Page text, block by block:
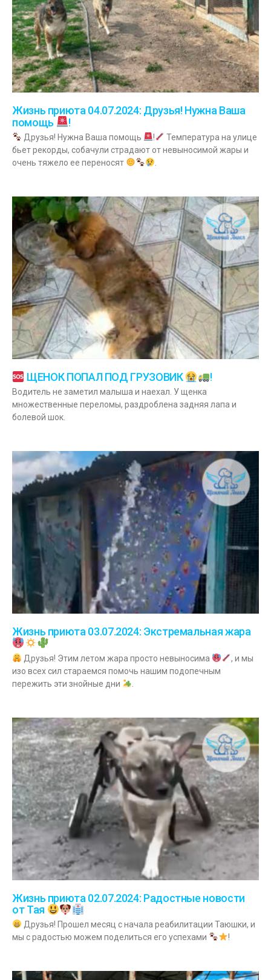
Жизнь приюта 04.07.2024: Друзья! Нужна Ваша
помощь
!
Друзья! Нужна Ваша помощь !
Температура на улице
бьет рекорды, собачули страдают от невыносимой жары и
очень тяжело ее переносят
ЩЕНОК ПОПАЛ ПОД ГРУЗОВИК !
Водитель не заметил малыша и наехал. У щенка
множественные переломы, раздроблена задняя лапа и
болевой шок.
Жизнь приюта 03.07.2024: Экстремальная жара
Друзья! Этим летом жара просто невыносима
, и мы
изо всех сил стараемся помочь нашим подопечным
пережить эти знойные дни
Жизнь приюта 02.07.2024: Радостные новости
от Тая
Друзья! Прошел месяц с начала реабилитации Таюшки, и
мы с радостью можем поделиться его успехами
!